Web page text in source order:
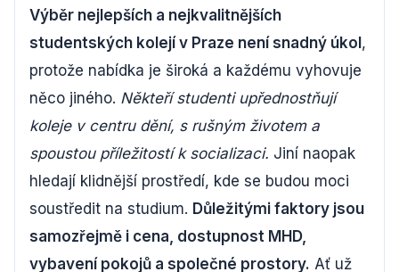
Výběr nejlepších a nejkvalitnějších
studentských kolejí v Praze není snadný úkol ,
protože nabídka je široká a každému vyhovuje
něco jiného. Někteří studenti upřednostňují
koleje v centru dění, s rušným životem a
spoustou příležitostí k socializaci. Jiní naopak
hledají klidnější prostředí, kde se budou moci
soustředit na studium. Důležitými faktory jsou
samozřejmě i cena, dostupnost MHD,
vybavení pokojů a společné prostory. Ať už